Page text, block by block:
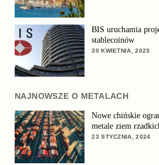
BIS uruchamia
stablecoinów
30 KWIETNIA, 2023
NAJNOWSZE O METALACH
Nowe chińskie
metale ziem
23 STYCZNIA, 2024